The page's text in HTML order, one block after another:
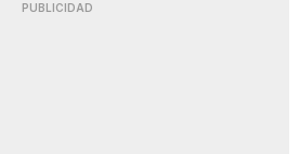
PUBLICIDAD